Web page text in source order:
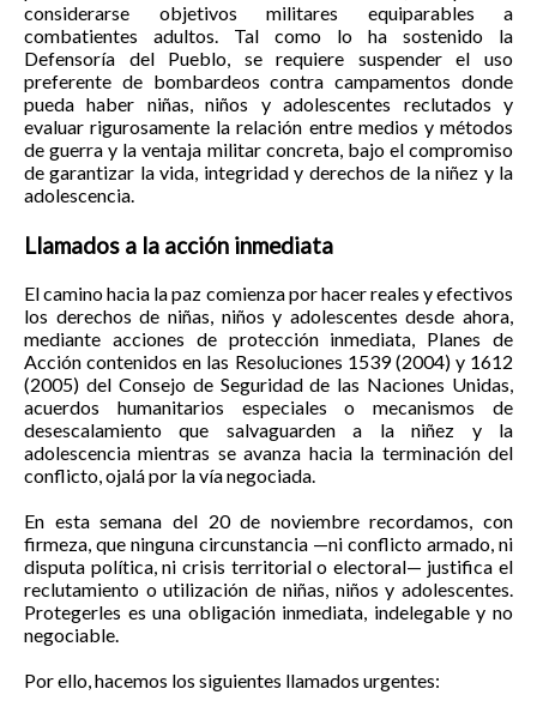
considerarse objetivos militares equiparables a
combatientes adultos. Tal como lo ha sostenido la
Defensoría del Pueblo, se requiere suspender el uso
preferente de bombardeos contra campamentos donde
pueda haber niñas, niños y adolescentes reclutados y
evaluar rigurosamente la relación entre medios y métodos
de guerra y la ventaja militar concreta, bajo el compromiso
de garantizar la vida, integridad y derechos de la niñez y la
adolescencia.
Llamados a la acción inmediata
El camino hacia la paz comienza por hacer reales y efectivos
los derechos de niñas, niños y adolescentes desde ahora,
mediante acciones de protección inmediata, Planes de
Acción contenidos en las Resoluciones 1539 (2004) y 1612
(2005) del Consejo de Seguridad de las Naciones Unidas,
acuerdos humanitarios especiales o mecanismos de
desescalamiento que salvaguarden a la niñez y la
adolescencia mientras se avanza hacia la terminación del
conflicto, ojalá por la vía negociada.
En esta semana del 20 de noviembre recordamos, con
firmeza, que ninguna circunstancia —ni conflicto armado, ni
disputa política, ni crisis territorial o electoral— justifica el
reclutamiento o utilización de niñas, niños y adolescentes.
Protegerles es una obligación inmediata, indelegable y no
negociable.
Por ello, hacemos los siguientes llamados urgentes: